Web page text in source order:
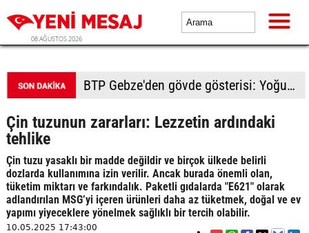
08 AĞUSTOS 2026
BTP Kocaeli'den Darıca çıkarması: Esnaf ve derneklerden yoğun ilgi
Çin tuzunun zararları: Lezzetin ardındaki
tehlike
Çin tuzu yasaklı bir madde değildir ve birçok ülkede belirli
dozlarda kullanımına izin verilir. Ancak burada önemli olan,
tüketim miktarı ve farkındalık. Paketli gıdalarda "E621" olarak
adlandırılan MSG’yi içeren ürünleri daha az tüketmek, doğal ve ev
yapımı yiyeceklere yönelmek sağlıklı bir tercih olabilir.
10.05.2025 17:43:00